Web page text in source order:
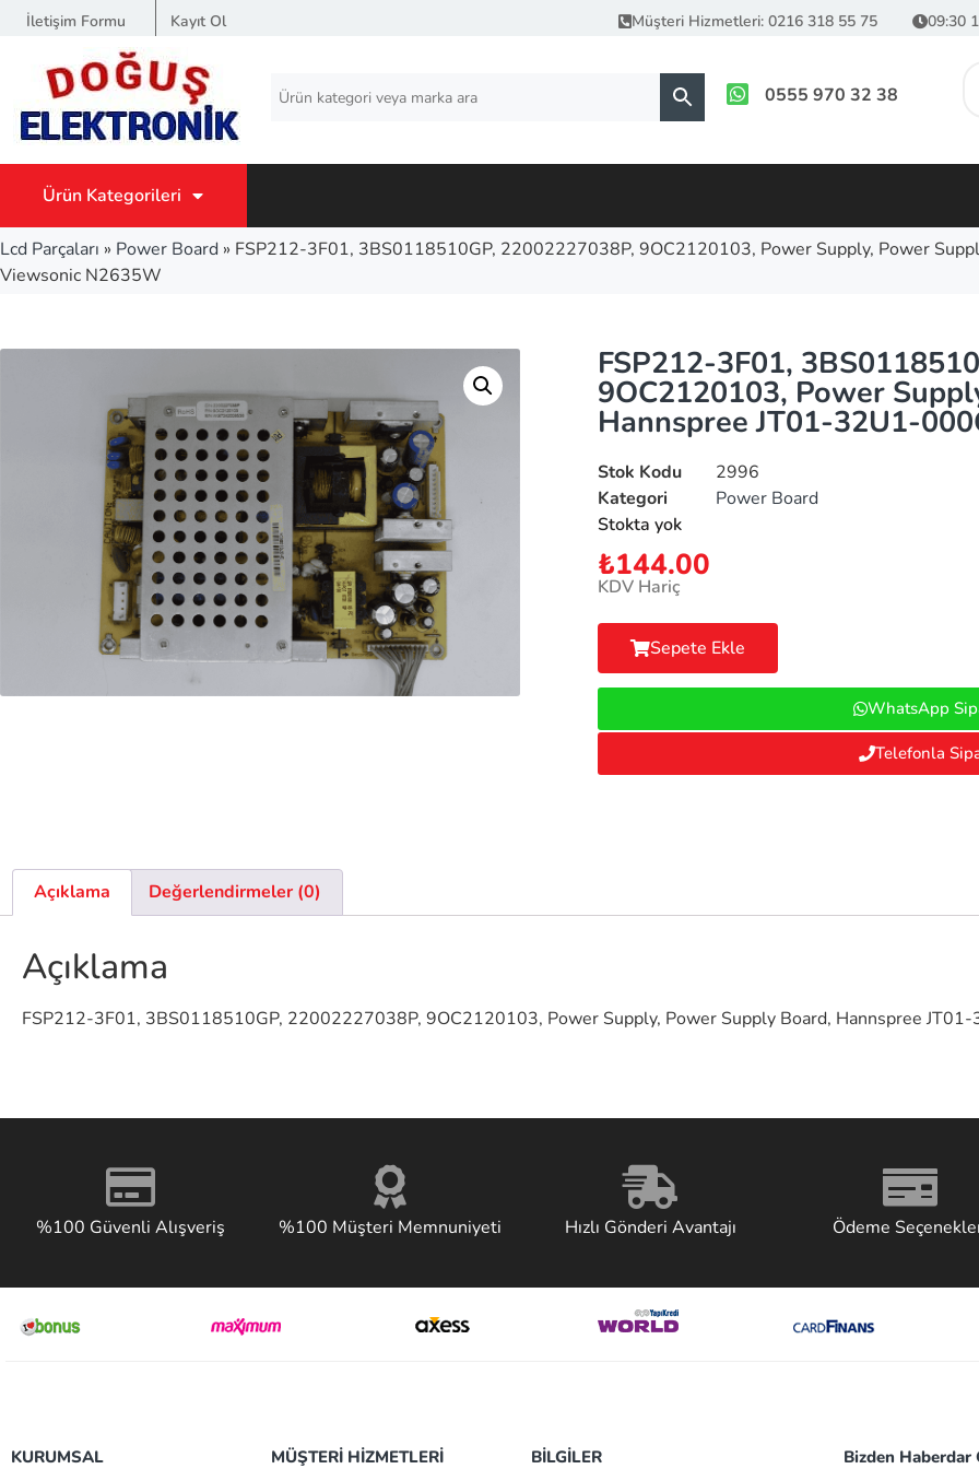
İletişim Formu Kayıt Ol Müşteri Hizmetleri: 0216 318 55 75 09:30
0555 970 32 38
Ürün Kategorileri
Lcd Parçaları » Power Board » FSP212-3F01, 3BS0118510GP, 22002227038P, 9OC2120103, Power Supply, Power
Viewsonic N2635W
FSP212-3F01,
9OC2120103, Power
Hannspree JT01-32U1-
Stok Kodu
2996
Kategori
Power Board
Stokta yok
₺144.00
KDV Hariç
Sepete Ekle
WhatsApp
Telefonla
Açıklama Değerlendirmeler (0)
Açıklama
FSP212-3F01, 3BS0118510GP, 22002227038P, 9OC2120103, Power Supply, Power Supply Board, Hannspree
%100 Güvenli Alışveriş %100 Müşteri Memnuniyeti Hızlı Gönderi Avantajı Ödeme
KURUMSAL MÜŞTERİ HİZMETLERİ BİLGİLER Bizden Haberdar